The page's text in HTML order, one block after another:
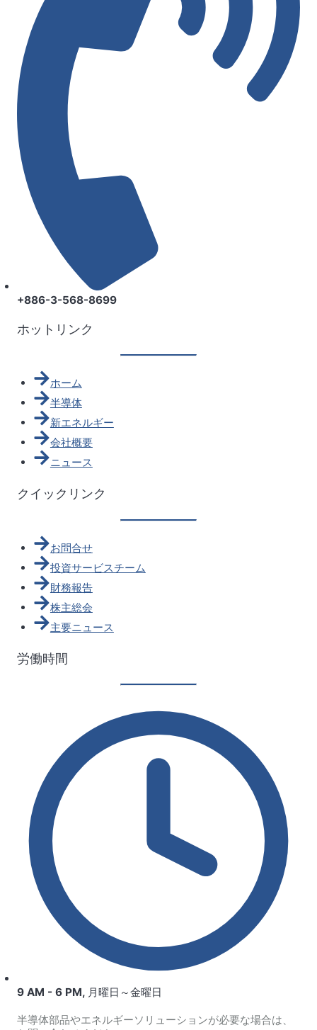
+886-3-568-8699
ホットリンク
ホーム
半導体
新エネルギー
会社概要
ニュース
クイックリンク
お問合せ
投資サービスチーム
財務報告
株主総会
主要ニュース
労働時間
9 AM - 6 PM, 月曜日～金曜日
半導体部品やエネルギーソリューションが必要な場合は、